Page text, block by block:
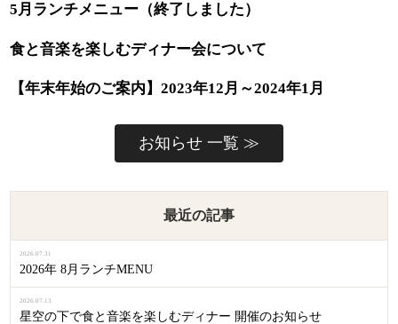
5月ランチメニュー（終了しました）
食と音楽を楽しむディナー会について
【年末年始のご案内】2023年12月～2024年1月
お知らせ 一覧 ≫
最近の記事
2026年 8月ランチMENU
2026.07.31
星空の下で食と音楽を楽しむディナー 開催のお知らせ
2026.07.13